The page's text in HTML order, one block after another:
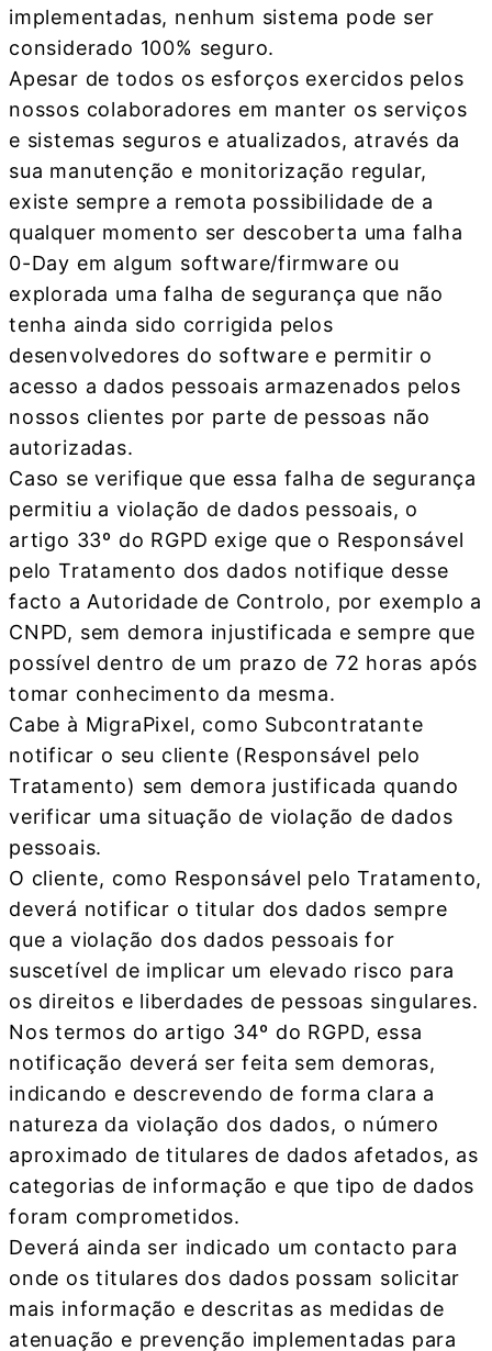
implementadas, nenhum sistema pode ser
considerado 100% seguro.
Apesar de todos os esforços exercidos pelos
nossos colaboradores em manter os serviços
e sistemas seguros e atualizados, através da
sua manutenção e monitorização regular,
existe sempre a remota possibilidade de a
qualquer momento ser descoberta uma falha
0-Day em algum software/firmware ou
explorada uma falha de segurança que não
tenha ainda sido corrigida pelos
desenvolvedores do software e permitir o
acesso a dados pessoais armazenados pelos
nossos clientes por parte de pessoas não
autorizadas.
Caso se verifique que essa falha de segurança
permitiu a violação de dados pessoais, o
artigo 33º do RGPD exige que o Responsável
pelo Tratamento dos dados notifique desse
facto a Autoridade de Controlo, por exemplo a
CNPD, sem demora injustificada e sempre que
possível dentro de um prazo de 72 horas após
tomar conhecimento da mesma.
Cabe à MigraPixel, como Subcontratante
notificar o seu cliente (Responsável pelo
Tratamento) sem demora justificada quando
verificar uma situação de violação de dados
pessoais.
O cliente, como Responsável pelo Tratamento,
deverá notificar o titular dos dados sempre
que a violação dos dados pessoais for
suscetível de implicar um elevado risco para
os direitos e liberdades de pessoas singulares.
Nos termos do artigo 34º do RGPD, essa
notificação deverá ser feita sem demoras,
indicando e descrevendo de forma clara a
natureza da violação dos dados, o número
aproximado de titulares de dados afetados, as
categorias de informação e que tipo de dados
foram comprometidos.
Deverá ainda ser indicado um contacto para
onde os titulares dos dados possam solicitar
mais informação e descritas as medidas de
atenuação e prevenção implementadas para